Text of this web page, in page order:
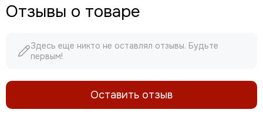
Отзывы о товаре
Здесь еще никто не оставлял отзывы. Будьте
первым!
Оставить отзыв